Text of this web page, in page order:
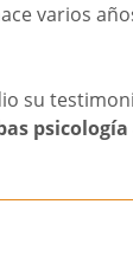
varios
su